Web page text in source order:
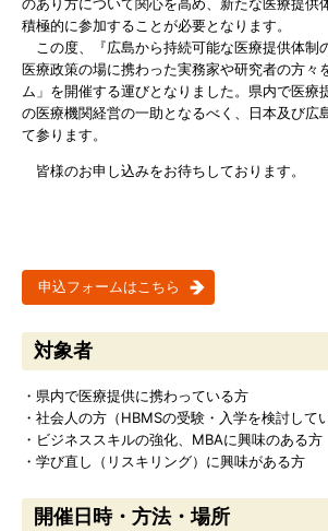
積極的に参加することが必要となります。
この度、『広島から持続可能な医療提供体制
医療政策の場に携わった実務家や研究者の方々
ム」を開催する運びとなりました。県内で医療
の医療機関経営の一助となるべく、日本及び広
て参ります。
皆様のお申し込みをお待ちしております。
申込フォームはこちら
対象者
・県内で医療提供に携わっている方
・社会人の方（HBMSの受験・入学を検討して
・ビジネススキルの強化、MBAに興味のある方
・学び直し（リスキリング）に興味がある方
開催日時・方法・場所